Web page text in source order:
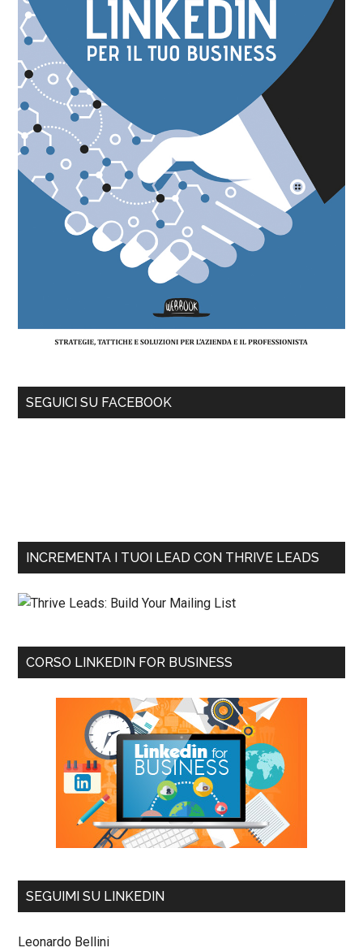
SEGUICI SU FACEBOOK
INCREMENTA I TUOI LEAD CON THRIVE LEADS
CORSO LINKEDIN FOR BUSINESS
SEGUIMI SU LINKEDIN
Leonardo Bellini